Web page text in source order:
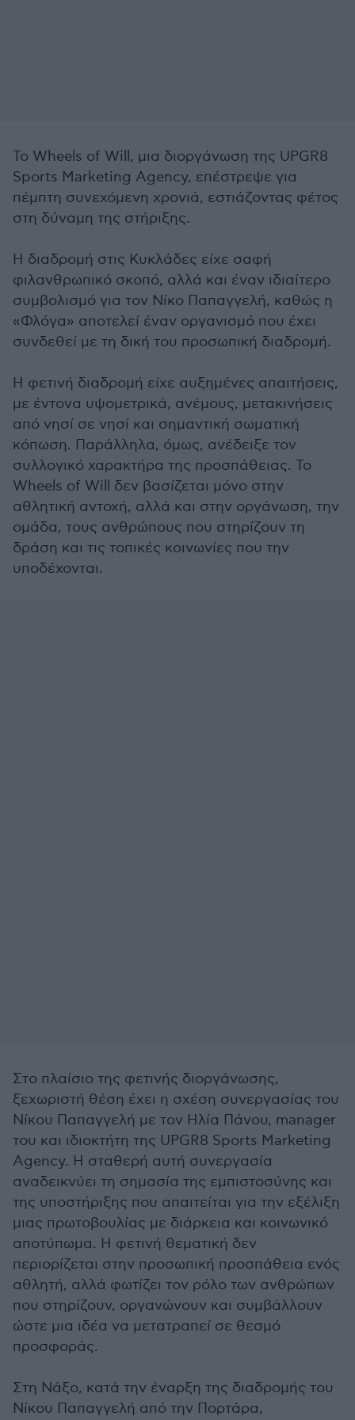
Το Wheels of Will, μια διοργάνωση της UPGR8
Sports Marketing Agency, επέστρεψε για
πέμπτη συνεχόμενη χρονιά, εστιάζοντας φέτος
στη δύναμη της στήριξης.
Η διαδρομή στις Κυκλάδες είχε σαφή
φιλανθρωπικό σκοπό, αλλά και έναν ιδιαίτερο
συμβολισμό για τον Νίκο Παπαγγελή, καθώς η
«Φλόγα» αποτελεί έναν οργανισμό που έχει
συνδεθεί με τη δική του προσωπική διαδρομή.
Η φετινή διαδρομή είχε αυξημένες απαιτήσεις,
με έντονα υψομετρικά, ανέμους, μετακινήσεις
από νησί σε νησί και σημαντική σωματική
κόπωση. Παράλληλα, όμως, ανέδειξε τον
συλλογικό χαρακτήρα της προσπάθειας. Το
Wheels of Will δεν βασίζεται μόνο στην
αθλητική αντοχή, αλλά και στην οργάνωση, την
ομάδα, τους ανθρώπους που στηρίζουν τη
δράση και τις τοπικές κοινωνίες που την
υποδέχονται.
Στο πλαίσιο της φετινής διοργάνωσης,
ξεχωριστή θέση έχει η σχέση συνεργασίας του
Νίκου Παπαγγελή με τον Ηλία Πάνου, manager
του και ιδιοκτήτη της UPGR8 Sports Marketing
Agency. Η σταθερή αυτή συνεργασία
αναδεικνύει τη σημασία της εμπιστοσύνης και
της υποστήριξης που απαιτείται για την εξέλιξη
μιας πρωτοβουλίας με διάρκεια και κοινωνικό
αποτύπωμα. Η φετινή θεματική δεν
περιορίζεται στην προσωπική προσπάθεια ενός
αθλητή, αλλά φωτίζει τον ρόλο των ανθρώπων
που στηρίζουν, οργανώνουν και συμβάλλουν
ώστε μια ιδέα να μετατραπεί σε θεσμό
προσφοράς.
Στη Νάξο, κατά την έναρξη της διαδρομής του
Νίκου Παπαγγελή από την Πορτάρα,